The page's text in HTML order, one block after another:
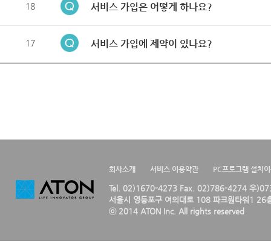
18 서비스 가입은 어떻게 하나요?
17 서비스 가입에 제약이 있나요?
회사소개 서비스 이용약관 PC프로그램 설치
Tel. 02)1670-4273 Fax. 02)786-4274 우
서울시 영등포구 여의대로 108 파크원타워1 26
ⓒ 2014 ATON Inc. All rights reserved